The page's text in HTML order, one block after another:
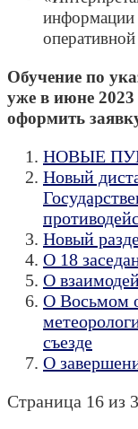
Обучение по
уже в июне
оформить
НОВЫЕ
Новый
Новый
О 18
О
О Восьмом
съезде
О
Страница 16 из